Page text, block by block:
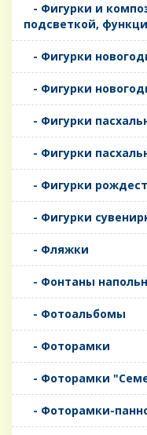
- Фигурки и
подсветкой,
- Фигурки
- Фигурки
- Фигурки
- Фигурки
- Фигурки
- Фигурки
- Фляжки
- Фонтаны
- Фотоальбомы
- Фоторамки
- Фоторамки
- Фоторамки-